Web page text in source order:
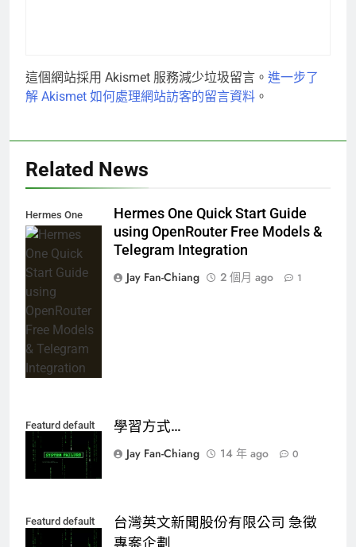
這個網站採用 Akismet 服務減少垃圾留言。 進一步了
解 Akismet 如何處理網站訪客的留言資料 。
Related News
Hermes One
Quick Start
Guide using
OpenRouter
Free Models &
Telegram
Integration
Hermes One Quick Start Guide
using OpenRouter Free Models &
Telegram Integration
Jay Fan-Chiang
2 個月 ago 1
Featurd default
學習方式…
Jay Fan-Chiang
14 年 ago 0
Featurd default
台灣英文新聞股份有限公司 急徵